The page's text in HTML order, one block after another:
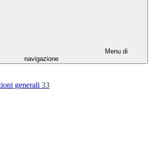
Menu di
navigazione
generali 33